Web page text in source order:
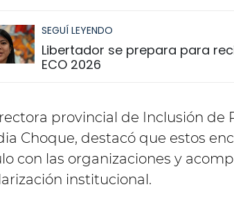
SEGUÍ LEYENDO
Libertador se prepara para
ECO 2026
provincial de Inclusión de
Choque, destacó que estos
con las organizaciones y
institucional.